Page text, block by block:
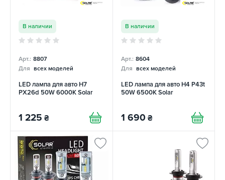
В наличии
Арт.: 8807
Для всех моделей
LED лампа для авто H7
PX26d 50W 6000K Solar
1 225 ₴
В наличии
Арт.: 8604
Для всех моделей
LED лампа для авто H4 P43t
50W 6500K Solar
1 690 ₴